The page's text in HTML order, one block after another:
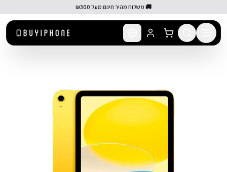
🚚 משלוח מהיר חינם מעל ₪300